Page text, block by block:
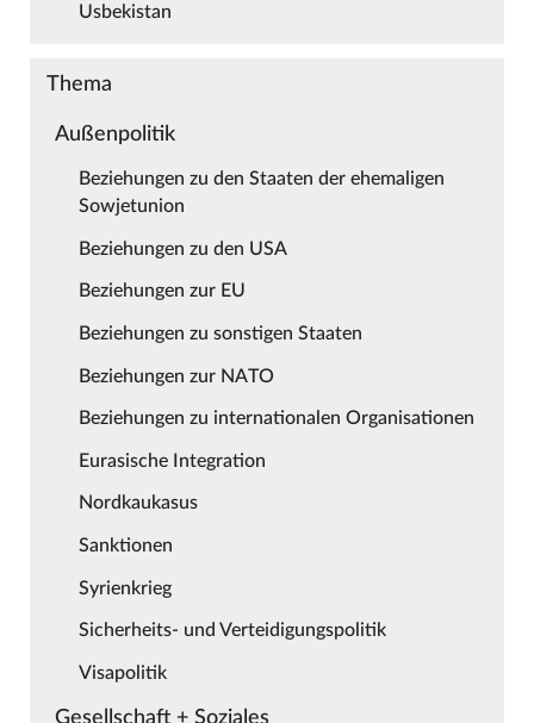
Usbekistan
Thema
Außenpolitik
Beziehungen zu den Staaten der ehemaligen
Sowjetunion
Beziehungen zu den USA
Beziehungen zur EU
Beziehungen zu sonstigen Staaten
Beziehungen zur NATO
Beziehungen zu internationalen Organisationen
Eurasische Integration
Nordkaukasus
Sanktionen
Syrienkrieg
Sicherheits- und Verteidigungspolitik
Visapolitik
Gesellschaft + Soziales